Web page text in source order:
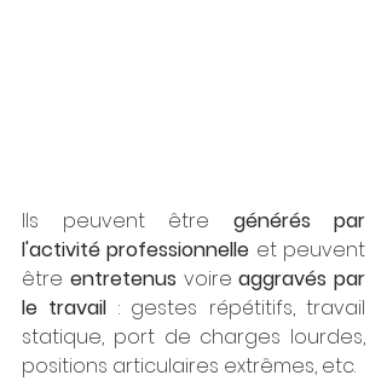
Ils peuvent être générés par
l'activité professionnelle et peuvent
être entretenus voire aggravés par
le travail : gestes répétitifs, travail
statique, port de charges lourdes,
positions articulaires extrêmes, etc.